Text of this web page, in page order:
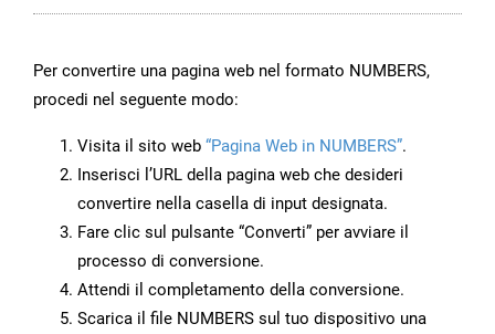
Per convertire una pagina web nel formato NUMBERS,
procedi nel seguente modo:
Visita il sito web “Pagina Web in NUMBERS”.
Inserisci l’URL della pagina web che desideri
convertire nella casella di input designata.
Fare clic sul pulsante “Converti” per avviare il
processo di conversione.
Attendi il completamento della conversione.
Scarica il file NUMBERS sul tuo dispositivo una